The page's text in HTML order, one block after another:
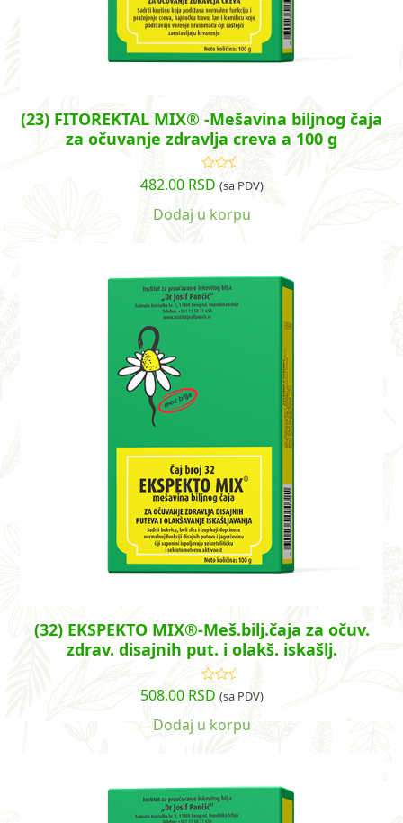
(23) FITOREKTAL MIX® -Mešavina biljnog čaja
za očuvanje zdravlja creva a 100 g
Ocenjeno
sa5.00od
482.00 RSD (sa PDV)
Dodaj u korpu
(32) EKSPEKTO MIX®-Meš.bilj.čaja za očuv.
zdrav. disajnih put. i olakš. iskašlj.
Ocenjeno
sa5.00od
508.00 RSD (sa PDV)
Dodaj u korpu